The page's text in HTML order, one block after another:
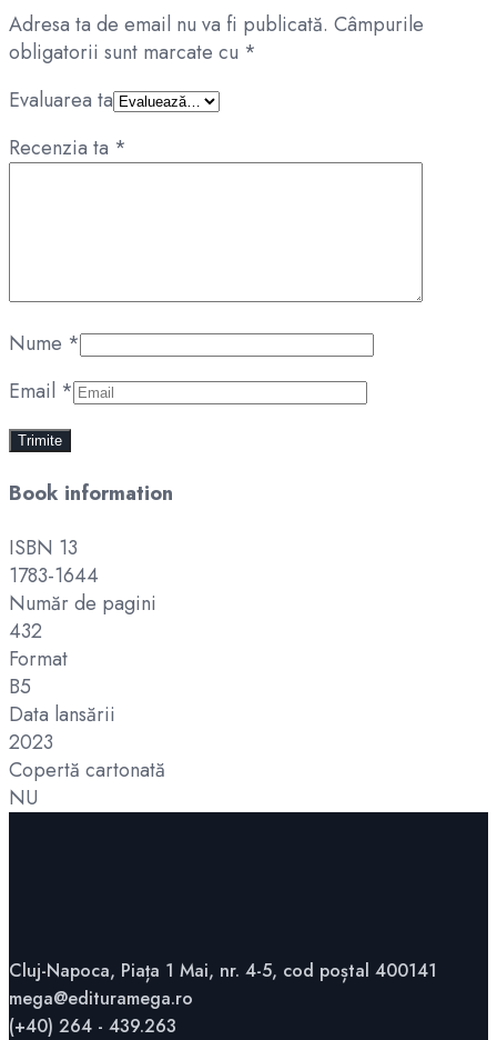
Adresa ta de email nu va fi publicată. Câmpurile
obligatorii sunt marcate cu *
Evaluarea ta
Recenzia ta *
Nume *
Email *
Book information
ISBN 13
1783-1644
Număr de pagini
432
Format
B5
Data lansării
2023
Copertă cartonată
NU
Cluj-Napoca, Piața 1 Mai, nr. 4-5, cod poștal 400141
mega@edituramega.ro
(+40) 264 - 439.263